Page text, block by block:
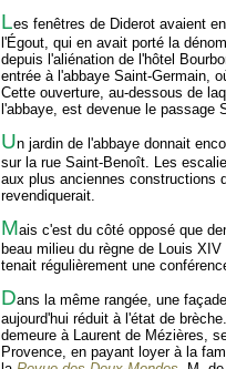
Les fenêtres de Diderot avaient
l'Égout, qui en avait porté la
depuis l'aliénation de l'hôtel
entrée à l'abbaye Saint-Germain,
Cette ouverture, au-dessous de
l'abbaye, est devenue le passage
Un jardin de l'abbaye donnait
sur la rue Saint-Benoît. Les
aux plus anciennes constructions
revendiquerait.
Mais c'est du côté opposé que
beau milieu du règne de Louis
tenait régulièrement une
Dans la même rangée, une
aujourd'hui réduit à l'état de
demeure à Laurent de Mézières,
Provence, en payant loyer à la